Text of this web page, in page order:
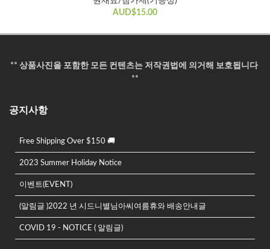
AUD$15.00
** 상품사진을 포함한 모든 컨텐츠는 저작권법에 의거해 보호됩니다
**
공지사항
Free Shipping Over $150 🚚
2023 Summer Holiday Notice
이벤트(EVENT)
(알림글 )2022 년 시드니별님아씨여름휴와 배송안내글
COVID 19 - NOTICE ( 알림글)